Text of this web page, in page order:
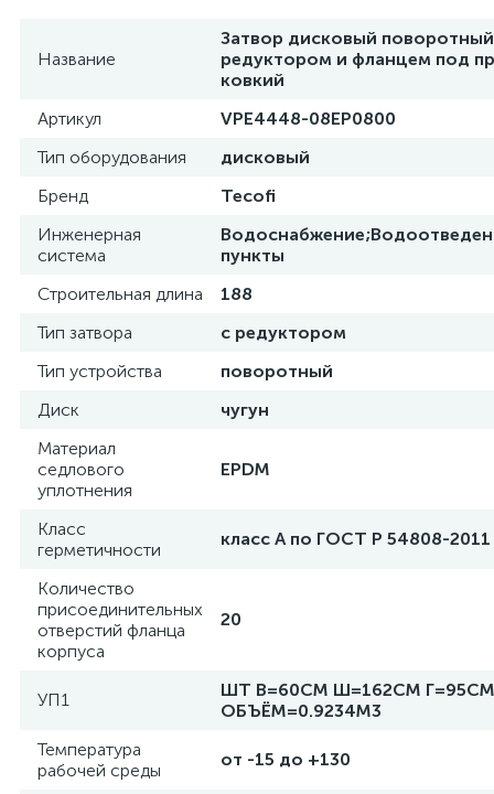
Название
Затвор дисковый
редуктором и фланцем под
ковкий
Артикул
VPE4448-08EP0800
Тип оборудования
дисковый
Бренд
Tecofi
Инженерная
система
пункты
Строительная длина
188
Тип затвора
с редуктором
Тип устройства
поворотный
Диск
чугун
Материал
седлового
уплотнения
EPDM
Класс
герметичности
класс А по ГОСТ Р 54808-2011
Количество
присоединительных
отверстий фланца
корпуса
20
УП1
ШТ В=60СМ Ш=162СМ Г=95СМ
ОБЪЁМ=0.9234М3
Температура
рабочей среды
от -15 до +130